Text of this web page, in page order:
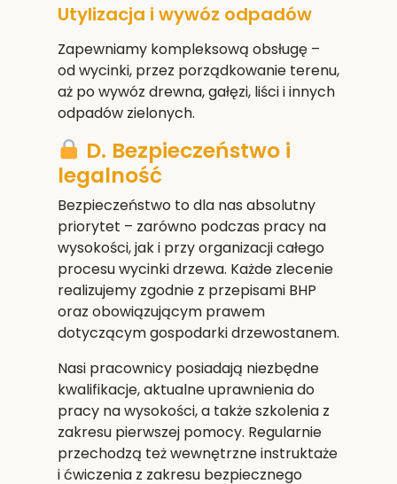
Utylizacja i wywóz odpadów
Zapewniamy kompleksową obsługę –
od wycinki, przez porządkowanie terenu,
aż po wywóz drewna, gałęzi, liści i innych
odpadów zielonych.
D. Bezpieczeństwo i
legalność
Bezpieczeństwo to dla nas absolutny
priorytet – zarówno podczas pracy na
wysokości, jak i przy organizacji całego
procesu wycinki drzewa. Każde zlecenie
realizujemy zgodnie z przepisami BHP
oraz obowiązującym prawem
dotyczącym gospodarki drzewostanem.
Nasi pracownicy posiadają niezbędne
kwalifikacje, aktualne uprawnienia do
pracy na wysokości, a także szkolenia z
zakresu pierwszej pomocy. Regularnie
przechodzą też wewnętrzne instruktaże
i ćwiczenia z zakresu bezpiecznego